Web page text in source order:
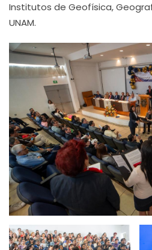
Institutos de Geofísica,
UNAM.